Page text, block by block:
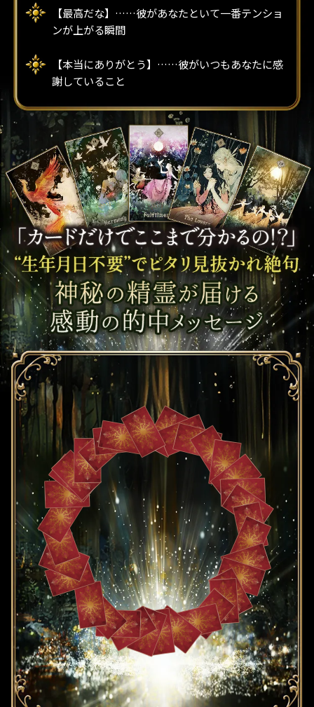
【最高だな】……彼があなたといて一番テンショ
ンが上がる瞬間
【本当にありがとう】……彼がいつもあなたに感
謝していること